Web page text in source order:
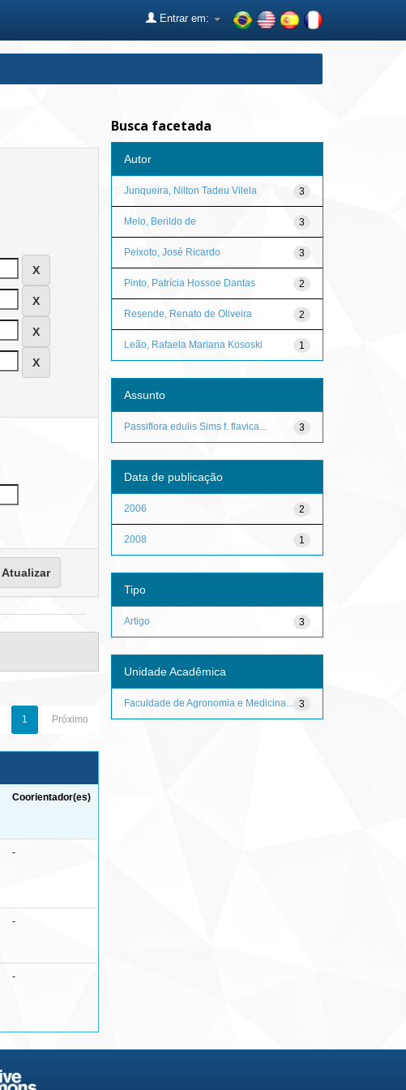
Entrar em:
1 Próximo
Coorientador(es)
-
-
-
Busca facetada
Autor
3
Junqueira, Nilton Tadeu Vilela
3
Melo, Berildo de
3
Peixoto, José Ricardo
2
Pinto, Patrícia Hossoe Dantas
2
Resende, Renato de Oliveira
1
Leão, Rafaela Mariana Kososki
Assunto
3
Passiflora edulis Sims f. flavica...
Data de publicação
2
2006
1
2008
Tipo
3
Artigo
Unidade Acadêmica
3
Faculdade de Agronomia e Medicina...